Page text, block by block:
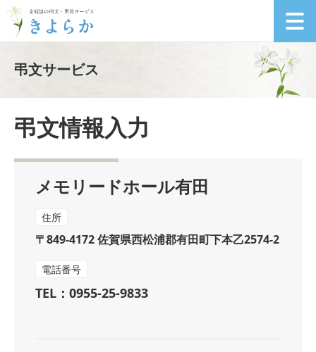
弔文サービス
弔文情報入力
メモリードホール有田
住所
〒849-4172 佐賀県西松浦郡有田町下本乙2574-2
電話番号
TEL：0955-25-9833